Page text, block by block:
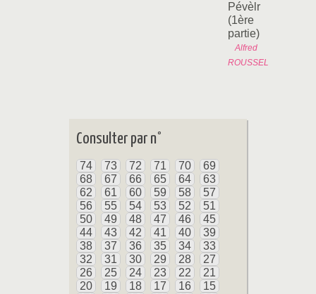
Pévèlr
(1ère
partie)
Alfred
ROUSSEL
Consulter par n°
74 73 72 71 70
69
68
67 66 65 64
63
62
61 60 59 58
57
56
55 54 53 52
51
50
49 48 47 46
45
44
43 42 41 40
39
38
37 36 35 34
33
32
31 30 29 28
27
26
25 24 23 22
21
20
19 18 17 16
15